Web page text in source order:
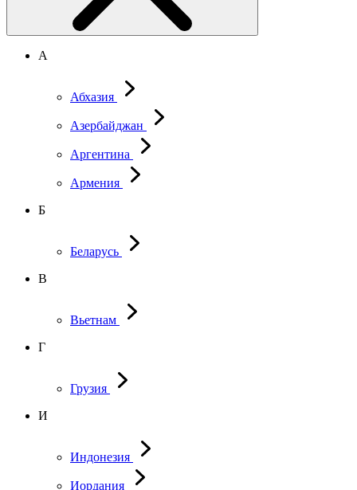
А
Абхазия
Азербайджан
Аргентина
Армения
Б
Беларусь
В
Вьетнам
Г
Грузия
И
Индонезия
Иордания